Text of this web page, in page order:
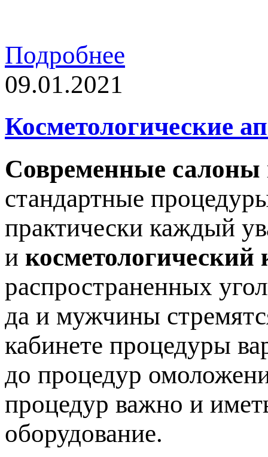
Подробнее
09.01.2021
Косметологические
Современные салоны
стандартные
практически каждый
и косметологический
распространенных
да и мужчины
кабинете процедуры
до процедур
процедур важно и
оборудование.